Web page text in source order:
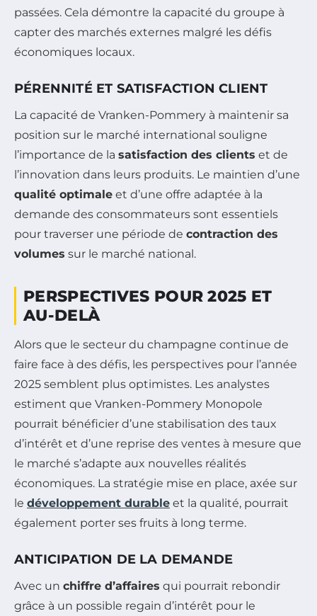
passées. Cela démontre la capacité du groupe à
capter des marchés externes malgré les défis
économiques locaux.
PÉRENNITÉ ET SATISFACTION CLIENT
La capacité de Vranken-Pommery à maintenir sa
position sur le marché international souligne
l’importance de la satisfaction des clients et de
l’innovation dans leurs produits. Le maintien d’une
qualité optimale et d’une offre adaptée à la
demande des consommateurs sont essentiels
pour traverser une période de contraction des
volumes sur le marché national.
PERSPECTIVES POUR 2025 ET
AU-DELÀ
Alors que le secteur du champagne continue de
faire face à des défis, les perspectives pour l’année
2025 semblent plus optimistes. Les analystes
estiment que Vranken-Pommery Monopole
pourrait bénéficier d’une stabilisation des taux
d’intérêt et d’une reprise des ventes à mesure que
le marché s’adapte aux nouvelles réalités
économiques. La stratégie mise en place, axée sur
le développement durable et la qualité, pourrait
également porter ses fruits à long terme.
ANTICIPATION DE LA DEMANDE
Avec un chiffre d’affaires qui pourrait rebondir
grâce à un possible regain d’intérêt pour le